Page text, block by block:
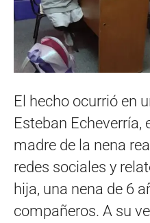
El hecho ocurrió en
Esteban Echeverría,
madre de la nena
redes sociales y
hija, una nena de 6
compañeros. A su